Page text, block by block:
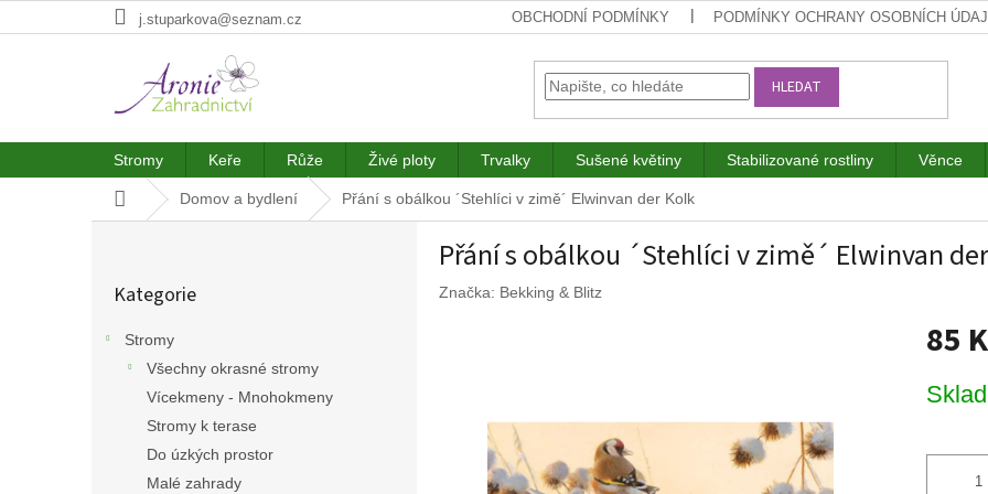
na
j.stuparkova@seznam.cz OBCHODNÍ PODMÍNKY PODMÍNKY OCHRANY OSOBNÍCH
HLEDAT
Stromy Keře Růže Živé ploty Trvalky Sušené květiny Stabilizované rostliny Věnce
Domů Domov a bydlení Přání s obálkou ´Stehlíci v zimě´ Elwinvan der Kolk
kategorie
Kategorie
Stromy
Všechny okrasné stromy
Vícekmeny - Mnohokmeny
Stromy k terase
Do úzkých prostor
Malé zahrady
Přání s obálkou ´Stehlíci v zimě´ Elwinvan
Značka: Bekking & Blitz
85
cena: